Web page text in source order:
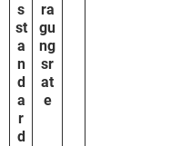
s
st
a
n
d
a
r
d
ra
gu
ng
sr
at
e